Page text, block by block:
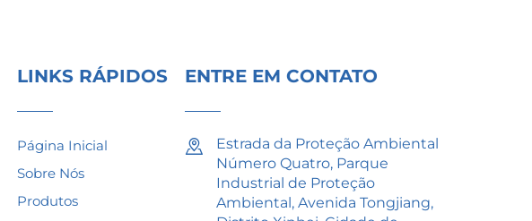
LINKS RÁPIDOS
Página Inicial
Sobre Nós
Produtos
ENTRE EM CONTATO
Estrada da Proteção Ambiental
Número Quatro, Parque
Industrial de Proteção
Ambiental, Avenida Tongjiang,